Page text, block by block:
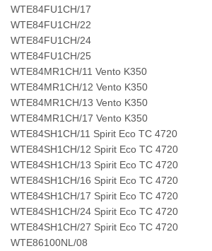
WTE84FU1CH/17
WTE84FU1CH/22
WTE84FU1CH/24
WTE84FU1CH/25
WTE84MR1CH/11 Vento K350
WTE84MR1CH/12 Vento K350
WTE84MR1CH/13 Vento K350
WTE84MR1CH/17 Vento K350
WTE84SH1CH/11 Spirit Eco TC 4720
WTE84SH1CH/12 Spirit Eco TC 4720
WTE84SH1CH/13 Spirit Eco TC 4720
WTE84SH1CH/16 Spirit Eco TC 4720
WTE84SH1CH/17 Spirit Eco TC 4720
WTE84SH1CH/24 Spirit Eco TC 4720
WTE84SH1CH/27 Spirit Eco TC 4720
WTE86100NL/08